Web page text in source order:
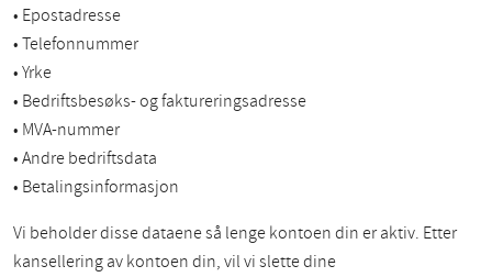
• Epostadresse
• Telefonnummer
• Yrke
• Bedriftsbesøks- og faktureringsadresse
• MVA-nummer
• Andre bedriftsdata
• Betalingsinformasjon
Vi beholder disse dataene så lenge kontoen din er aktiv. Etter
kansellering av kontoen din, vil vi slette dine